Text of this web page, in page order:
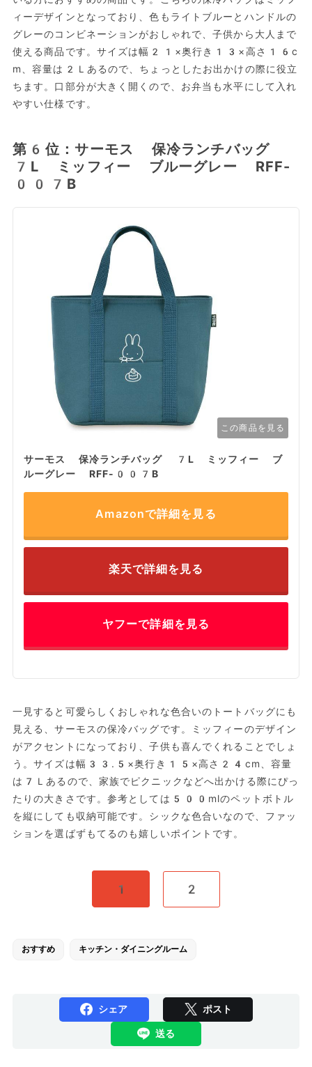
ィーデザインとなっており、色もライトブルーとハンドルの
グレーのコンビネーションがおしゃれで、子供から大人まで
使える商品です。サイズは幅21×奥行き13×高さ16c
m、容量は2Ｌあるので、ちょっとしたお出かけの際に役立
ちます。口部分が大きく開くので、お弁当も水平にして入れ
やすい仕様です。
第6位：サーモス 保冷ランチバッグ
7L ミッフィー ブルーグレー RFF-
007B
この商品を見る
サーモス 保冷ランチバッグ 7L ミッフィー ブ
ルーグレー RFF-007B
Amazonで詳細を見る
楽天で詳細を見る
ヤフーで詳細を見る
一見すると可愛らしくおしゃれな色合いのトートバッグにも
見える、サーモスの保冷バッグです。ミッフィーのデザイン
がアクセントになっており、子供も喜んでくれることでしょ
う。サイズは幅33.5×奥行き15×高さ24cm、容量
は7Ｌあるので、家族でピクニックなどへ出かける際にぴっ
たりの大きさです。参考としては500mlのペットボトル
を縦にしても収納可能です。シックな色合いなので、ファッ
ションを選ばずもてるのも嬉しいポイントです。
1 2
おすすめ キッチン・ダイニングルーム
シェア ポスト
送る